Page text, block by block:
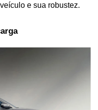
e sua robustez.